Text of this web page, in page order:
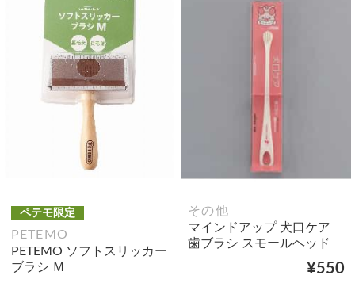
ペテモ限定
PETEMO
PETEMO ソフトスリッカー
ブラシ Ｍ
その他
マインドアップ 犬口ケア
歯ブラシ スモールヘッド
¥550